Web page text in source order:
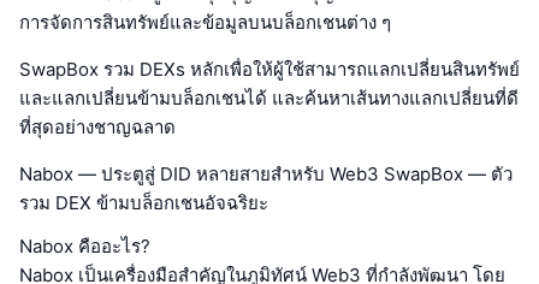
การจัดการสินทรัพย์และข้อมูลบนบล็อกเชนต่าง ๆ
SwapBox รวม DEXs หลักเพื่อให้ผู้ใช้สามารถแลกเปลี่ยนสินทรัพย์
และแลกเปลี่ยนข้ามบล็อกเชนได้ และค้นหาเส้นทางแลกเปลี่ยนที่ดี
ที่สุดอย่างชาญฉลาด
Nabox — ประตูสู่ DID หลายสายสำหรับ Web3 SwapBox — ตัว
รวม DEX ข้ามบล็อกเชนอัจฉริยะ
Nabox คืออะไร?
Nabox เป็นเครื่องมือสำคัญในภูมิทัศน์ Web3 ที่กำลังพัฒนา โดย